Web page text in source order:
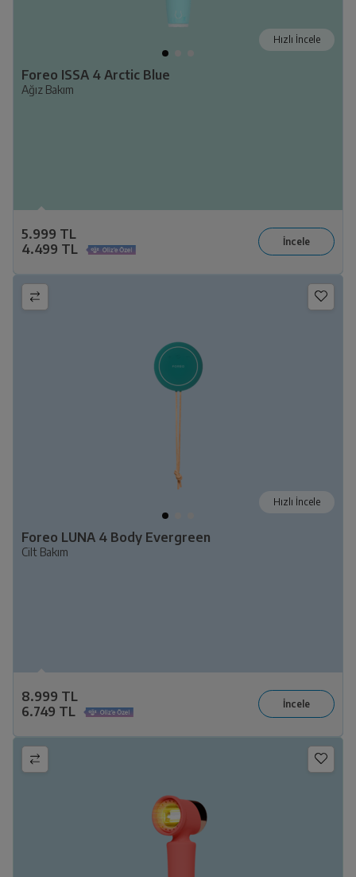
Hızlı İncele
Foreo ISSA 4 Arctic Blue
Ağız Bakım
5.999 TL
4.499 TL
Hızlı İncele
Foreo LUNA 4 Body Evergreen
Cilt Bakım
8.999 TL
6.749 TL